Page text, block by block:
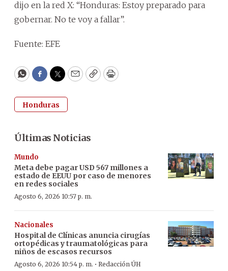
dijo en la red X: “Honduras: Estoy preparado para
gobernar. No te voy a fallar”.
Fuente: EFE
WhatsApp
Facebook
Twitter
EmailCopyPrint
Honduras
Últimas Noticias
Mundo
Meta debe pagar USD 567 millones a
estado de EEUU por caso de menores
en redes sociales
Agosto 6, 2026 10:57 p. m.
Nacionales
Hospital de Clínicas anuncia cirugías
ortopédicas y traumatológicas para
niños de escasos recursos
Agosto 6, 2026 10:54 p. m. · Redacción ÚH